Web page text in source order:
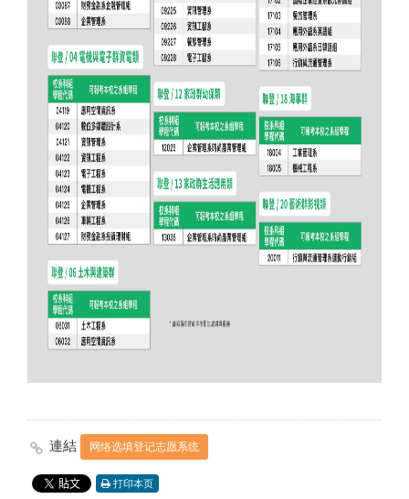
連結 网络选填登记志愿系统
打印本页